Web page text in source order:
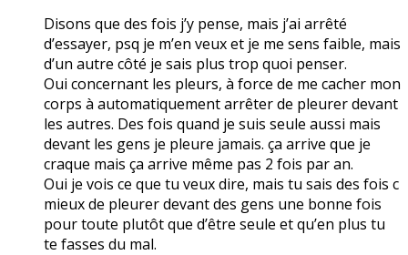
Disons que des fois j’y pense, mais j’ai arrêté
d’essayer, psq je m’en veux et je me sens faible, mais
d’un autre côté je sais plus trop quoi penser.
Oui concernant les pleurs, à force de me cacher mon
corps à automatiquement arrêter de pleurer devant
les autres. Des fois quand je suis seule aussi mais
devant les gens je pleure jamais. ça arrive que je
craque mais ça arrive même pas 2 fois par an.
Oui je vois ce que tu veux dire, mais tu sais des fois c
mieux de pleurer devant des gens une bonne fois
pour toute plutôt que d’être seule et qu’en plus tu
te fasses du mal.